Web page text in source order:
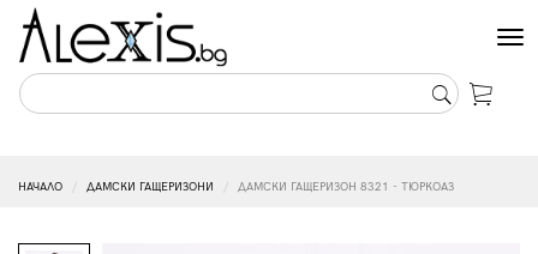
НАЧАЛО ДАМСКИ ГАЩЕРИЗОНИ ДАМСКИ ГАЩЕРИЗОН 8321 - ТЮРКОАЗ